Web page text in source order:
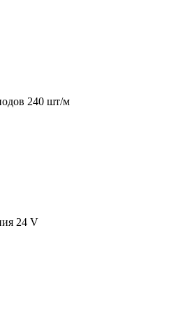
240 шт/м
24 V